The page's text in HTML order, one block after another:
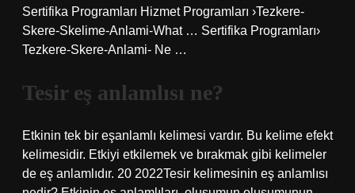
Sertifika Programları Hizmet Programları ›Tezkere-
Skere-Skelime-Anlami-What … Sertifika Programları›
Tezkere-Skere-Anlami- Ne …
Tesir eş anlamlısı ne?
Etkinin tek bir eşanlamlı kelimesi vardır. Bu kelime efekt
kelimesidir. Etkiyi etkilemek ve bırakmak gibi kelimeler
de eş anlamlıdır. 20 2022Tesir kelimesinin eş anlamlısı